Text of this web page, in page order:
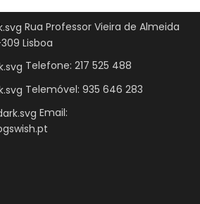
Rua Professor Vieira de Almeida
Lisboa
Telefone: 217 525 488
Telemóvel: 935 646 283
Email: